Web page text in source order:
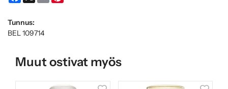
Tunnus:
BEL 109714
Muut ostivat myös